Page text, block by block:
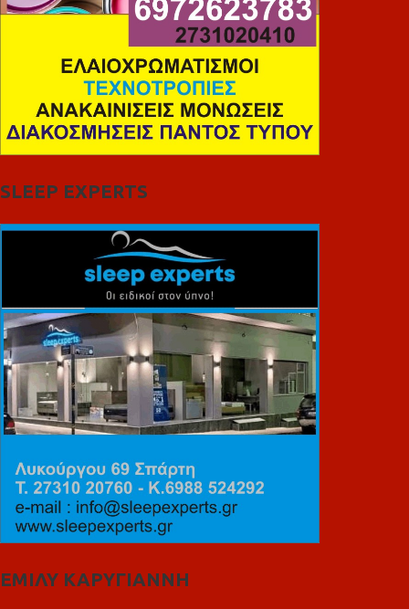
SLEEP EXPERTS
ΕΜΙΛΥ ΚΑΡΥΓΙΑΝΝΗ